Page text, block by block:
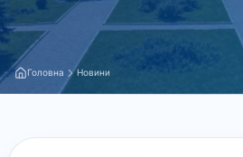
Головна Новини